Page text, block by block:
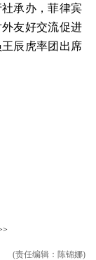
承办，菲律宾
友好交流促进
辰虎率团出席
(责任编辑：陈锦娜)